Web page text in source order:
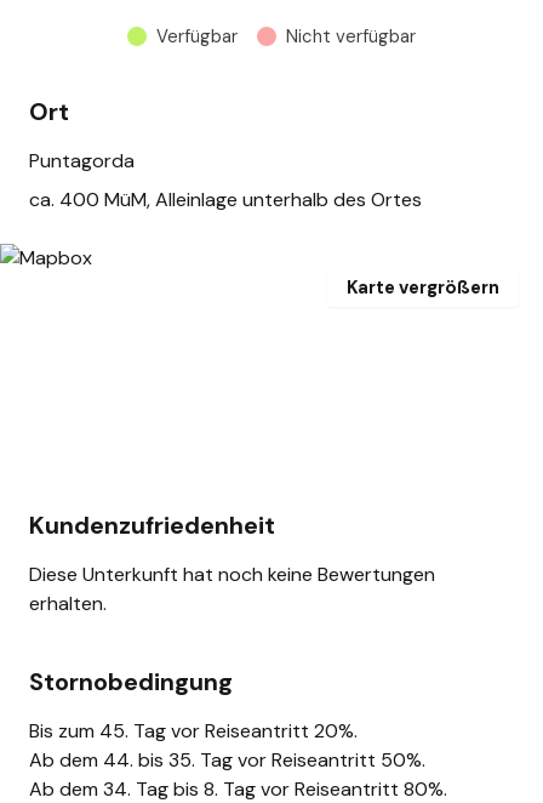
Verfügbar Nicht verfügbar
Ort
Puntagorda
ca. 400 MüM, Alleinlage unterhalb des Ortes
Karte vergrößern
Kundenzufriedenheit
Diese Unterkunft hat noch keine Bewertungen
erhalten.
Stornobedingung
Bis zum 45. Tag vor Reiseantritt 20%.
Ab dem 44. bis 35. Tag vor Reiseantritt 50%.
Ab dem 34. Tag bis 8. Tag vor Reiseantritt 80%.